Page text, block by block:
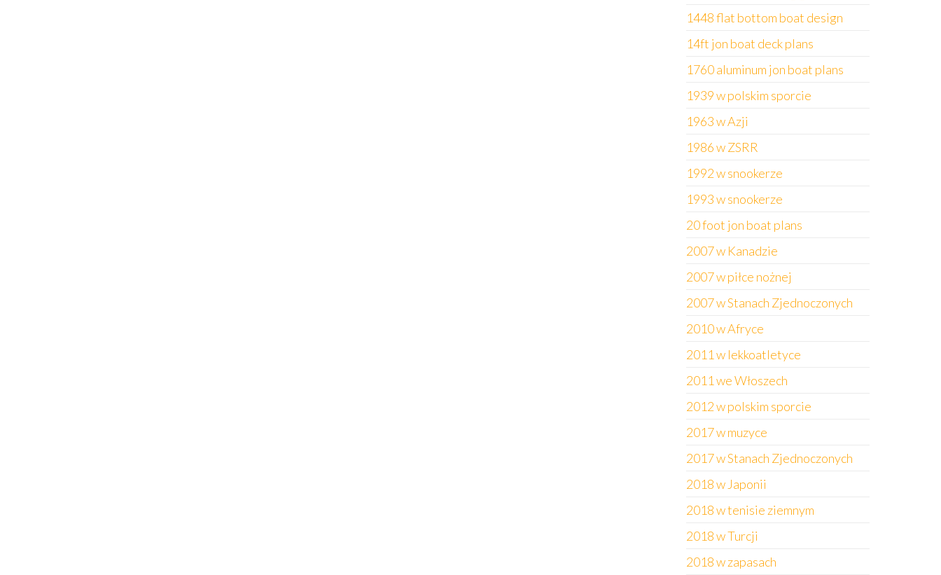
1448 flat bottom boat design
14ft jon boat deck plans
1760 aluminum jon boat plans
1939 w polskim sporcie
1963 w Azji
1986 w ZSRR
1992 w snookerze
1993 w snookerze
20 foot jon boat plans
2007 w Kanadzie
2007 w piłce nożnej
2007 w Stanach Zjednoczonych
2010 w Afryce
2011 w lekkoatletyce
2011 we Włoszech
2012 w polskim sporcie
2017 w muzyce
2017 w Stanach Zjednoczonych
2018 w Japonii
2018 w tenisie ziemnym
2018 w Turcji
2018 w zapasach